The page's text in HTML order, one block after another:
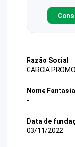
Razão Social
GARCIA
Nome Fantasia
-
Data de
03/11/2022